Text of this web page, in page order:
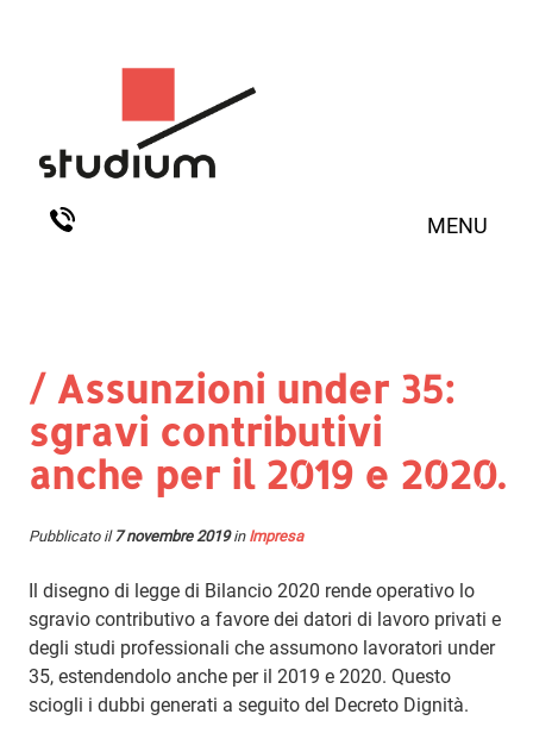
MENU
/ Assunzioni under 35:
sgravi contributivi
anche per il 2019 e 2020.
Pubblicato il 7 novembre 2019in Impresa
Il disegno di legge di Bilancio 2020 rende operativo lo
sgravio contributivo a favore dei datori di lavoro privati e
degli studi professionali che assumono lavoratori under
35, estendendolo anche per il 2019 e 2020. Questo
sciogli i dubbi generati a seguito del Decreto Dignità.